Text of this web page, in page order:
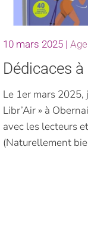
10 mars 2025 |
Dédicaces à
Le 1er mars 2025,
Libr’Air » à
avec les lecteurs
(Naturellement